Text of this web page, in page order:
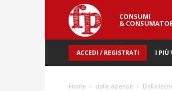
Fresh
Point
CONSUMI
&
ACCEDI / REGISTRATI I PIÙ
Home dalle aziende Dalla